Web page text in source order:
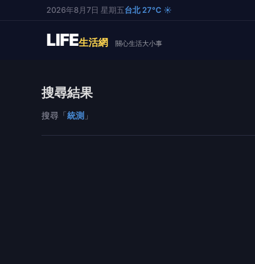
2026年8月7日 星期五台北 27°C ☀️
LIFE生活網 關心生活大小事
搜尋結果
搜尋「統測 」